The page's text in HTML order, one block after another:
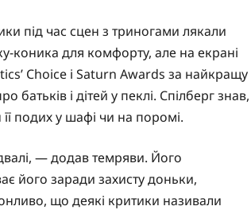
під час сцен з триногами лякали
коника для комфорту, але на екрані
Choice і Saturn Awards за найкращу
і дітей у пеклі. Спілберг знав,
подих у шафі чи на поромі.
— додав темряви. Його
його заради захисту доньки,
що деякі критики називали